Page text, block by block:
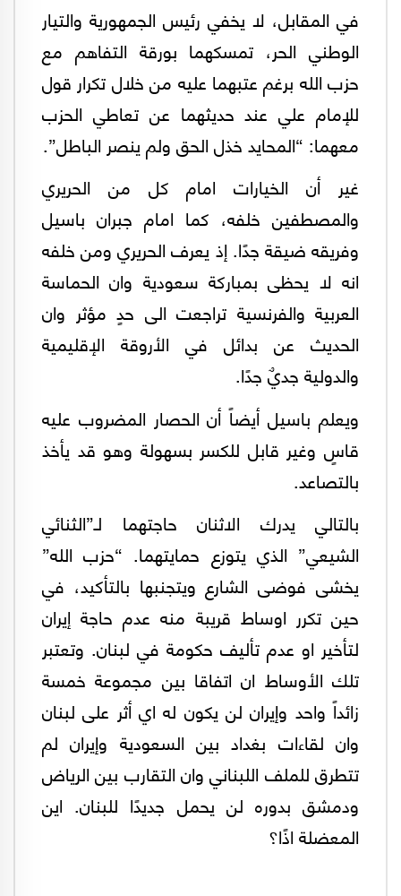
في المقابل، لا يخفي رئيس الجمهورية والتيار
الوطني الحر، تمسكهما بورقة التفاهم مع
حزب الله برغم عتبهما عليه من خلال تكرار قول
للإمام علي عند حديثهما عن تعاطي الحزب
معهما: “المحايد خذل الحق ولم ينصر الباطل”.
غير أن الخيارات امام كل من الحريري
والمصطفين خلفه، كما امام جبران باسيل
وفريقه ضيقة جدًا. إذ يعرف الحريري ومن خلفه
انه لا يحظى بمباركة سعودية وان الحماسة
العربية والفرنسية تراجعت الى حدٍ مؤثر وان
الحديث عن بدائل في الأروقة الإقليمية
والدولية جديٌ جدًا.
ويعلم باسيل أيضاً أن الحصار المضروب عليه
قاسٍ وغير قابل للكسر بسهولة وهو قد يأخذ
بالتصاعد.
بالتالي يدرك الاثنان حاجتهما لـ”الثنائي
الشيعي” الذي يتوزع حمايتهما. “حزب الله”
يخشى فوضى الشارع ويتجنبها بالتأكيد، في
حين تكرر اوساط قريبة منه عدم حاجة إيران
لتأخير او عدم تأليف حكومة في لبنان. وتعتبر
تلك الأوساط ان اتفاقا بين مجموعة خمسة
زائداً واحد وإيران لن يكون له اي أثر على لبنان
وان لقاءات بغداد بين السعودية وإيران لم
تتطرق للملف اللبناني وان التقارب بين الرياض
ودمشق بدوره لن يحمل جديدًا للبنان. اين
المعضلة اذًا؟